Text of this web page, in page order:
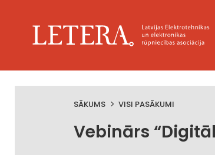
SĀKUMS VISI PASĀKUMI
Vebinārs